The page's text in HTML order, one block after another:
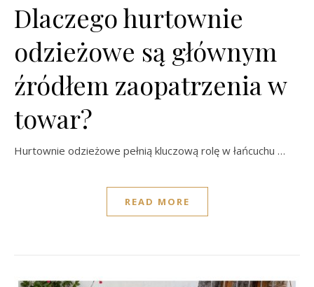
Dlaczego hurtownie
odzieżowe są głównym
źródłem zaopatrzenia w
towar?
Hurtownie odzieżowe pełnią kluczową rolę w łańcuchu …
READ MORE